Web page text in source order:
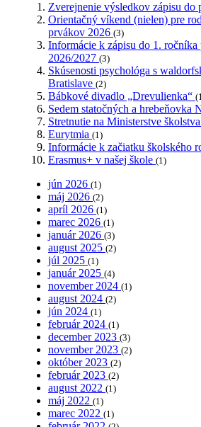
Zverejnenie výsledkov zápisu do
Orientačný víkend (nielen) pre
prvákov 2026 (3)
Informácie k zápisu do 1.
2026/2027 (3)
Skúsenosti psychológa s
Bratislave (2)
Bábkové divadlo „Drevulienka“
Sedem statočných a hrebeňovka
Stretnutie na Ministerstve školstva
Eurytmia (1)
Informácie k začiatku školského
Erasmus+ v našej škole (1)
jún 2026 (1)
máj 2026 (2)
apríl 2026 (1)
marec 2026 (1)
január 2026 (3)
august 2025 (2)
júl 2025 (1)
január 2025 (4)
november 2024 (1)
august 2024 (2)
jún 2024 (1)
február 2024 (1)
december 2023 (3)
november 2023 (2)
október 2023 (2)
február 2023 (2)
august 2022 (1)
máj 2022 (1)
marec 2022 (1)